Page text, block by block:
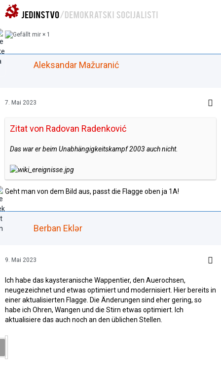
1
Aleksandar Mažuranić
7. Mai 2023
Zitat von Radovan Radenković
Das war er beim Unabhängigkeitskampf 2003 auch nicht.
Geht man von dem Bild aus, passt die Flagge oben ja 1A!
Berban Eklər
9. Mai 2023
Ich habe das kaysteranische Wappentier, den Auerochsen,
neugezeichnet und etwas optimiert und modernisiert. Hier bereits in
einer aktualisierten Flagge. Die Änderungen sind eher gering, so
habe ich Ohren, Wangen und die Stirn etwas optimiert. Ich
aktualisiere das auch noch an den üblichen Stellen.